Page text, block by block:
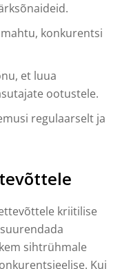
konkurentsi
et luua
ootustele.
regulaarselt ja
kriitilise
sihtrühmale
Kui